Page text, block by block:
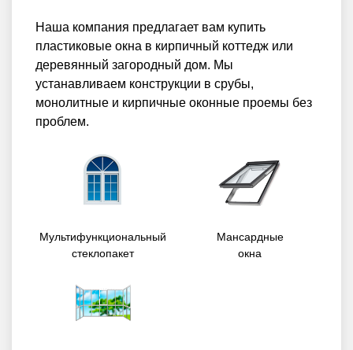
Наша компания предлагает вам купить
пластиковые окна в кирпичный коттедж или
деревянный загородный дом. Мы
устанавливаем конструкции в срубы,
монолитные и кирпичные оконные проемы без
проблем.
Мультифункциональный
стеклопакет
Мансардные
окна